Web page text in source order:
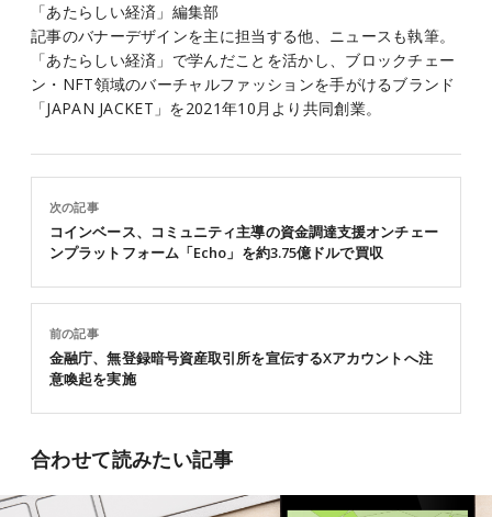
「あたらしい経済」編集部
記事のバナーデザインを主に担当する他、ニュースも執筆。
「あたらしい経済」で学んだことを活かし、ブロックチェー
ン・NFT領域のバーチャルファッションを手がけるブランド
「JAPAN JACKET」を2021年10月より共同創業。
前の記事
金融庁、無登録暗号資産取引所を宣伝するXアカウントへ注
意喚起を実施
次の記事
コインベース、コミュニティ主導の資金調達支援オンチェー
ンプラットフォーム「Echo」を約3.75億ドルで買収
合わせて読みたい記事